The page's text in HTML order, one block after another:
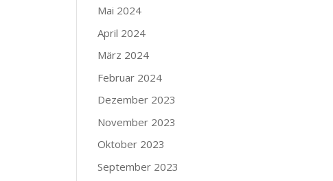
Mai 2024
April 2024
März 2024
Februar 2024
Dezember 2023
November 2023
Oktober 2023
September 2023